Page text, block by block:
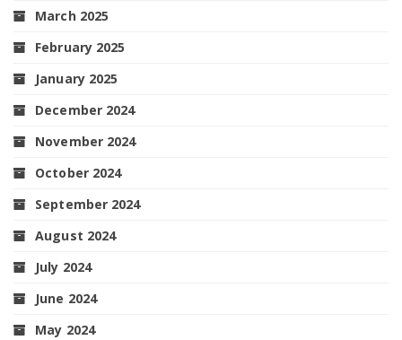
March 2025
February 2025
January 2025
December 2024
November 2024
October 2024
September 2024
August 2024
July 2024
June 2024
May 2024